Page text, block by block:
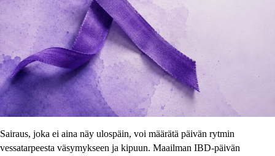
Sairaus, joka ei aina näy ulospäin, voi määrätä päivän rytmin
vessatarpeesta väsymykseen ja kipuun. Maailman IBD-päivän